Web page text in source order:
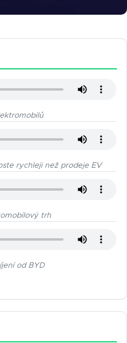
rychleji než prodeje EV
trh
od BYD